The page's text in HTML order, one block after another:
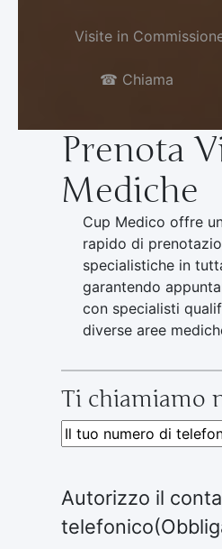
Visite in
☎ Chiama
Prenota
Mediche
Cup Medico offre
rapido di
specialistiche in
garantendo
con specialisti
diverse aree
Ti chiamiamo
Telefono(Obbligatorio)
Autorizzo il
telefonico